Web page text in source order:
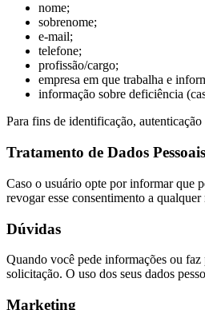
nome;
sobrenome;
e-mail;
telefone;
profissão/cargo;
empresa em que trabalha e
informação sobre deficiência
Para fins de identificação,
Tratamento de Dados
Caso o usuário opte por informar que
revogar esse consentimento a
Dúvidas
Quando você pede informações ou faz
solicitação. O uso dos seus dados
Marketing